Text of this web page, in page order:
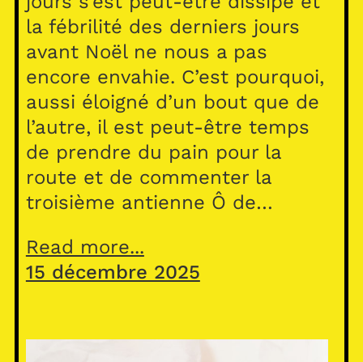
la fébrilité des derniers jours
avant Noël ne nous a pas
encore envahie. C’est pourquoi,
aussi éloigné d’un bout que de
l’autre, il est peut-être temps
de prendre du pain pour la
route et de commenter la
troisième antienne Ô de…
Read more...
15 décembre 2025